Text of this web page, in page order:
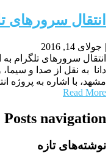
انتقال سرورهای
| جولای 14, 2016
انتقال سرورهای تلگرام
دانا به نقل از صدا و
مشهد، با اشاره به پروژه
Read More
Posts navigation
نوشته‌های تازه